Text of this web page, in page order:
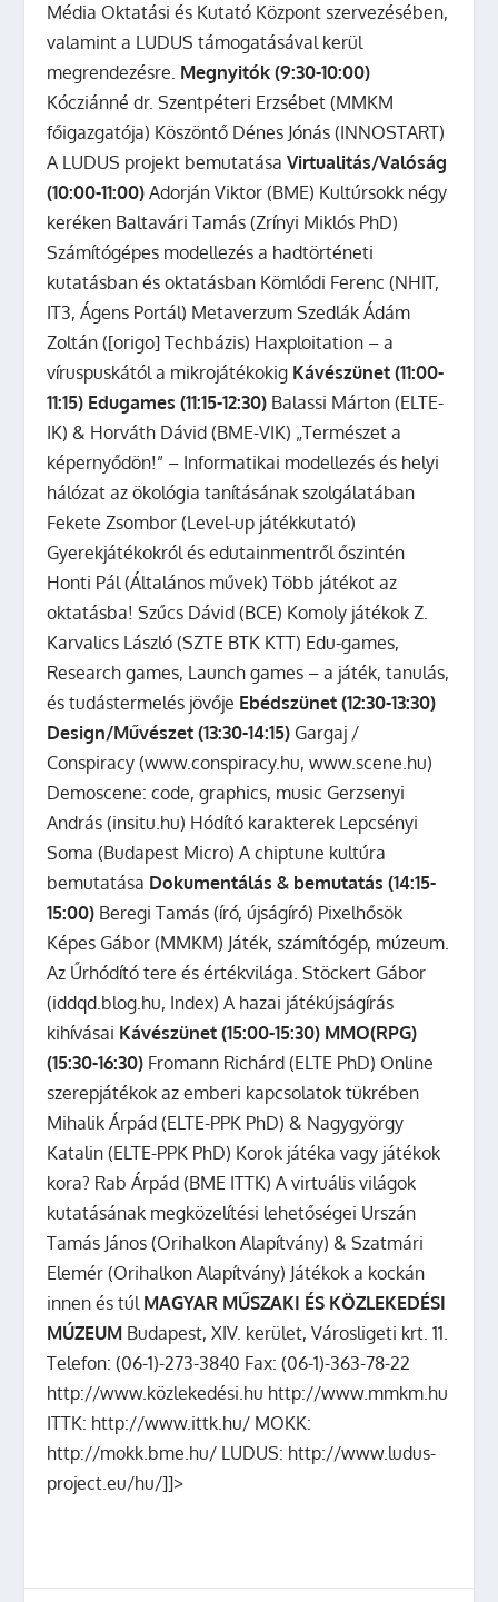
Média Oktatási és Kutató Központ szervezésében,
valamint a LUDUS támogatásával kerül
megrendezésre. Megnyitók (9:30-10:00)
Kócziánné dr. Szentpéteri Erzsébet (MMKM
főigazgatója) Köszöntő Dénes Jónás (INNOSTART)
A LUDUS projekt bemutatásaVirtualitás/Valóság
(10:00-11:00)Adorján Viktor (BME) Kultúrsokk négy
keréken Baltavári Tamás (Zrínyi Miklós PhD)
Számítógépes modellezés a hadtörténeti
kutatásban és oktatásban Kömlődi Ferenc (NHIT,
IT3, Ágens Portál) Metaverzum Szedlák Ádám
Zoltán ([origo] Techbázis) Haxploitation – a
víruspuskától a mikrojátékokig Kávészünet (11:00-
11:15) Edugames (11:15-12:30) Balassi Márton (ELTE-
IK) & Horváth Dávid (BME-VIK) „Természet a
képernyődön!” – Informatikai modellezés és helyi
hálózat az ökológia tanításának szolgálatában
Fekete Zsombor (Level-up játékkutató)
Gyerekjátékokról és edutainmentről őszintén
Honti Pál (Általános művek) Több játékot az
oktatásba! Szűcs Dávid (BCE) Komoly játékok Z.
Karvalics László (SZTE BTK KTT) Edu-games,
Research games, Launch games – a játék, tanulás,
és tudástermelés jövője Ebédszünet (12:30-13:30)
Design/Művészet (13:30-14:15) Gargaj /
Conspiracy (www.conspiracy.hu, www.scene.hu)
Demoscene: code, graphics, music Gerzsenyi
András (insitu.hu) Hódító karakterek Lepcsényi
Soma (Budapest Micro) A chiptune kultúra
bemutatása Dokumentálás & bemutatás (14:15-
15:00) Beregi Tamás (író, újságíró) Pixelhősök
Képes Gábor (MMKM) Játék, számítógép, múzeum.
Az Űrhódító tere és értékvilága. Stöckert Gábor
(iddqd.blog.hu, Index) A hazai játékújságírás
kihívásai Kávészünet (15:00-15:30) MMO(RPG)
(15:30-16:30) Fromann Richárd (ELTE PhD) Online
szerepjátékok az emberi kapcsolatok tükrében
Mihalik Árpád (ELTE-PPK PhD) & Nagygyörgy
Katalin (ELTE-PPK PhD) Korok játéka vagy játékok
kora? Rab Árpád (BME ITTK) A virtuális világok
kutatásának megközelítési lehetőségei Urszán
Tamás János (Orihalkon Alapítvány) & Szatmári
Elemér (Orihalkon Alapítvány) Játékok a kockán
innen és túl MAGYAR MŰSZAKI ÉS KÖZLEKEDÉSI
MÚZEUM Budapest, XIV. kerület, Városligeti krt. 11.
Telefon: (06-1)-273-3840 Fax: (06-1)-363-78-22
http://www.közlekedési.hu http://www.mmkm.hu
ITTK: http://www.ittk.hu/ MOKK:
http://mokk.bme.hu/ LUDUS: http://www.ludus-
project.eu/hu/]]>